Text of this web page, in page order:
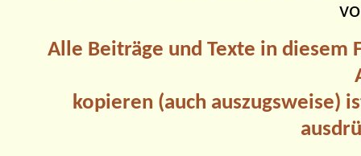
Alle Beiträge und Texte in
kopieren (auch auszugsweise)